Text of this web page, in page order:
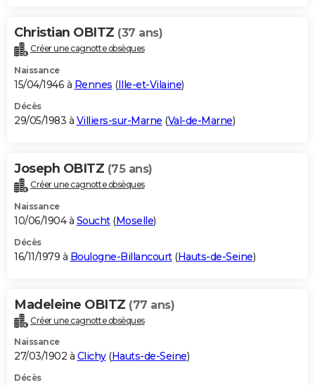
Christian OBITZ (37 ans)
Créer une cagnotte obsèques
Naissance
15/04/1946 à Rennes (Ille-et-Vilaine)
Décès
29/05/1983 à Villiers-sur-Marne (Val-de-Marne)
Joseph OBITZ (75 ans)
Créer une cagnotte obsèques
Naissance
10/06/1904 à Soucht(Moselle)
Décès
16/11/1979 à Boulogne-Billancourt(Hauts-de-Seine)
Madeleine OBITZ (77 ans)
Créer une cagnotte obsèques
Naissance
27/03/1902 à Clichy(Hauts-de-Seine)
Décès